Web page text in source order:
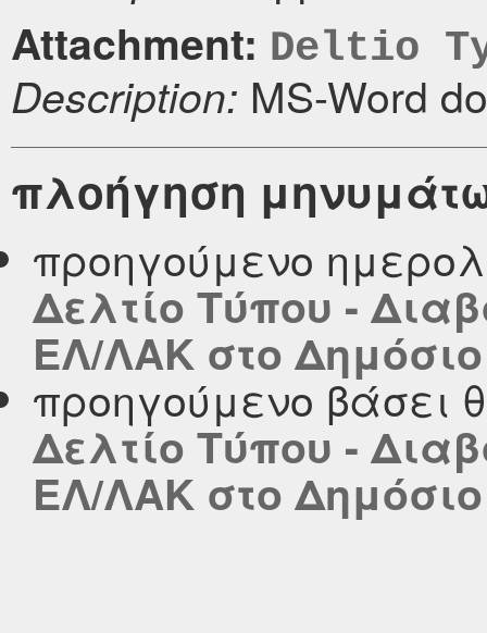
Attachment: Deltio
Description: MS-Word
πλοήγηση
προηγούμενο
Δελτίο Τύπου -
ΕΛ/ΛΑΚ στο
προηγούμενο βάσει
Δελτίο Τύπου -
ΕΛ/ΛΑΚ στο